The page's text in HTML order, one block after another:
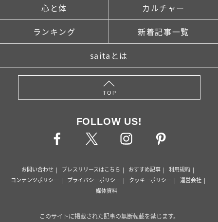
心と体 カルチャー
ランキング 新着記事一覧
saitaとは
TOP
FOLLOW US!
お問い合わせ プレスリリースはこちら おすすめ記事
利用規約
コンテンツポリシー
プライバシーポリシー クッキーポリシー
運営会社
媒体資料
このサイトに掲載された記事の無断転載を禁じます。